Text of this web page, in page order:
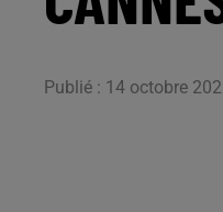
Publié : 14 octobre